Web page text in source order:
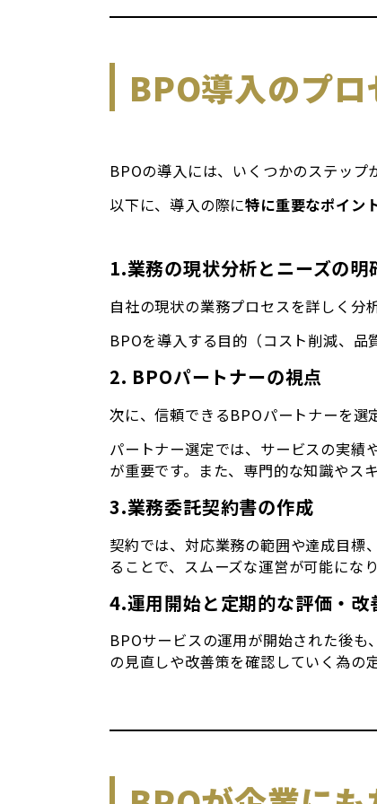
BPO導入のプ
BPOの導入には、いくつかのステップ
以下に、導入の際に特に重要なポイン
1.業務の現状分析とニーズの明
自社の現状の業務プロセスを詳しく分
BPOを導入する目的（コスト削減、品
2. BPOパートナーの視点
次に、信頼できるBPOパートナーを選
パートナー選定では、サービスの実績
が重要です。また、専門的な知識やス
3.業務委託契約書の作成
契約では、対応業務の範囲や達成目標
ることで、スムーズな運営が可能になり
4.運用開始と定期的な評価・改
BPOサービスの運用が開始された後
の見直しや改善策を確認していく為の